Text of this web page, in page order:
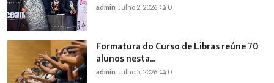
admin Julho 2, 2026 0
Formatura do Curso de Libras reúne 70
alunos nesta...
admin Julho 5, 2026 0